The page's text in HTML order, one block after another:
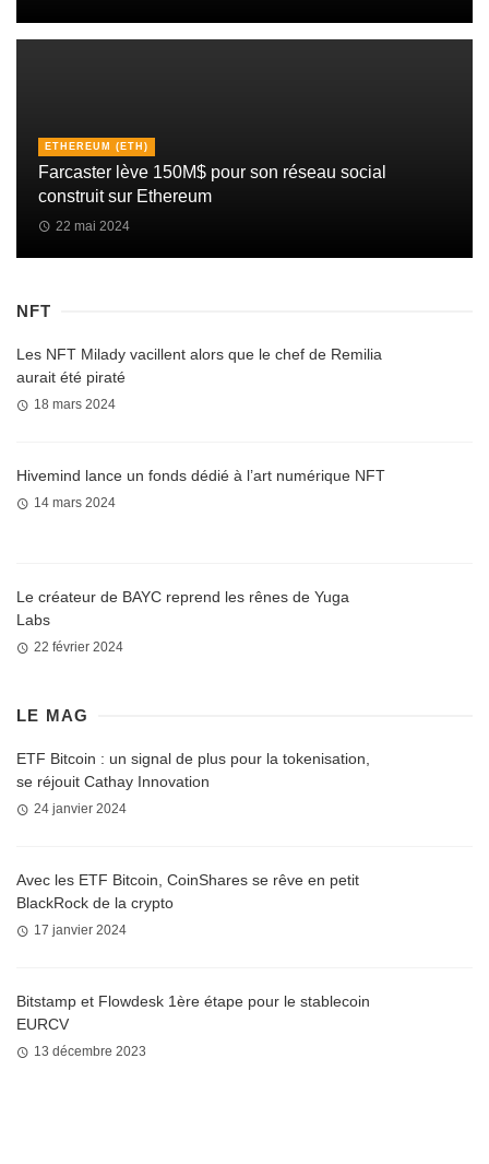
ETHEREUM (ETH)
Farcaster lève 150M$ pour son réseau social
construit sur Ethereum
22 mai 2024
NFT
Les NFT Milady vacillent alors que le chef de Remilia
aurait été piraté
18 mars 2024
Hivemind lance un fonds dédié à l’art numérique NFT
14 mars 2024
Le créateur de BAYC reprend les rênes de Yuga
Labs
22 février 2024
LE MAG
ETF Bitcoin : un signal de plus pour la tokenisation,
se réjouit Cathay Innovation
24 janvier 2024
Avec les ETF Bitcoin, CoinShares se rêve en petit
BlackRock de la crypto
17 janvier 2024
Bitstamp et Flowdesk 1ère étape pour le stablecoin
EURCV
13 décembre 2023